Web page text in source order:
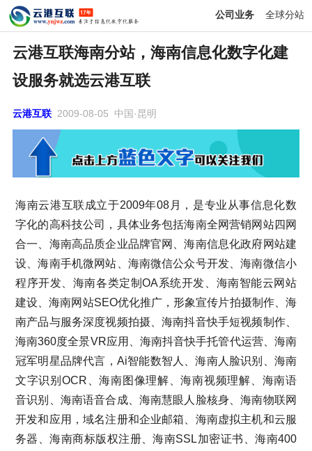
公司业务 全球分站
云港互联海南分站，海南信息化数字化建
设服务就选云港互联
云港互联2009-08-05 中国·昆明
海南云港互联成立于2009年08月，是专业从事信息化数
字化的高科技公司，具体业务包括海南全网营销网站四网
合一、海南高品质企业品牌官网、海南信息化政府网站建
设、海南手机微网站、海南微信公众号开发、海南微信小
程序开发、海南各类定制OA系统开发、海南智能云网站
建设、海南网站SEO优化推广，形象宣传片拍摄制作、海
南产品与服务深度视频拍摄、海南抖音快手短视频制作、
海南360度全景VR应用、海南抖音快手托管代运营、海南
冠军明星品牌代言，Ai智能数智人、海南人脸识别、海南
文字识别OCR、海南图像理解、海南视频理解、海南语
音识别、海南语音合成、海南慧眼人脸核身、海南物联网
开发和应用，域名注册和企业邮箱、海南虚拟主机和云服
务器、海南商标版权注册、海南SSL加密证书、海南400